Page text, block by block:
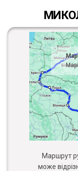
Маршрут
може